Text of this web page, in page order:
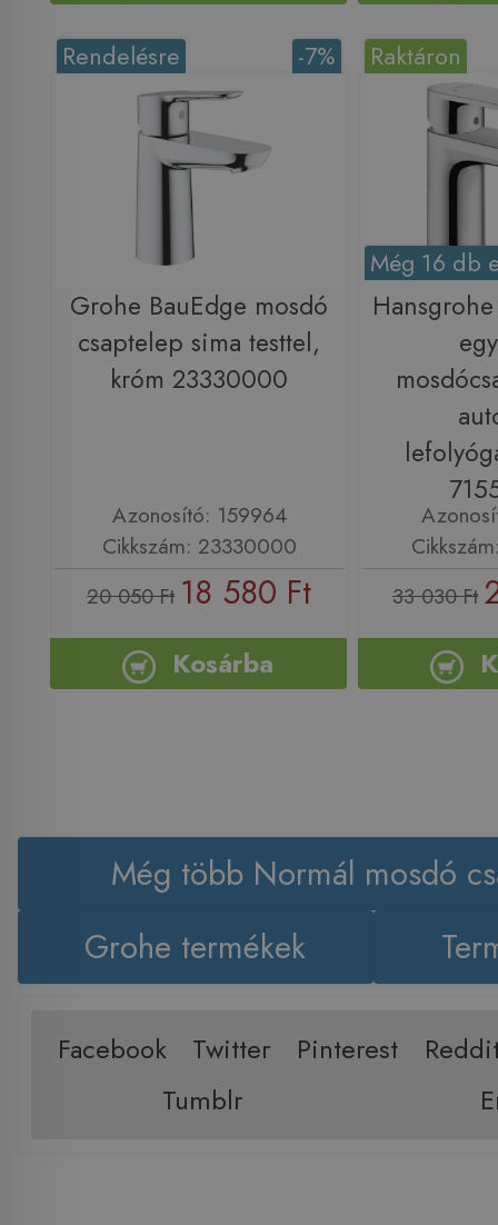
-7%
Rendelésre
Grohe BauEdge mosdó
csaptelep sima testtel,
króm 23330000
Azonosító: 159964
Cikkszám: 23330000
20 050 Ft 18 580 Ft
Kosárba
Raktáron
Még 16 db
33 030 Ft
Még több Normál mosdó
Grohe termékek
Facebook Twitter Pinterest
Tumblr